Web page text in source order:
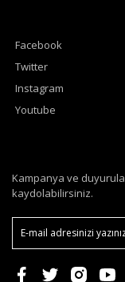
Facebook
Twitter
Instagram
Youtube
Kampanya ve
kaydolabilirsiniz.